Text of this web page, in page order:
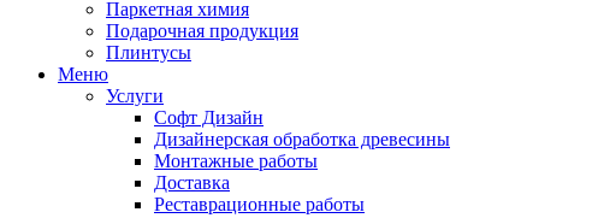
Паркетная химия
Подарочная продукция
Плинтусы
Меню
Услуги
Софт Дизайн
Дизайнерская обработка древесины
Монтажные работы
Доставка
Реставрационные работы